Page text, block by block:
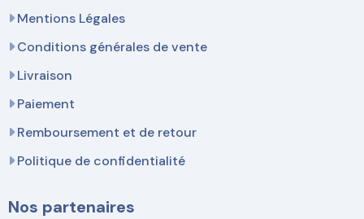
Mentions Légales
Conditions générales de vente
Livraison
Paiement
Remboursement et de retour
Politique de confidentialité
Nos partenaires